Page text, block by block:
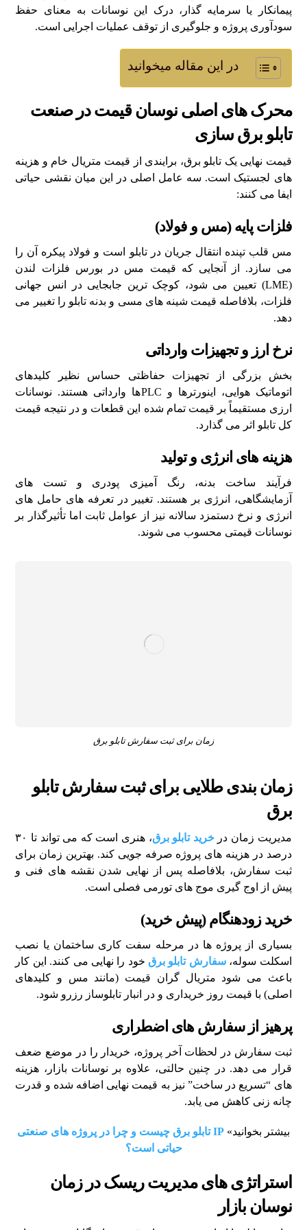
پیمانکار یا سرمایه گذار، درک این نوسانات به معنای حفظ
سودآوری پروژه و جلوگیری از توقف عملیات اجرایی است.
در این مقاله میخوانید
محرک های اصلی نوسان قیمت در صنعت
تابلو برق سازی
قیمت نهایی یک تابلو برق، برایندی از قیمت متریال خام و هزینه
های لجستیک است. سه عامل اصلی در این میان نقشی حیاتی
ایفا می کنند:
فلزات پایه (مس و فولاد)
مس قلب تپنده انتقال جریان در تابلو است و فولاد پیکره آن را
می سازد. از آنجایی که قیمت مس در بورس فلزات لندن
(LME) تعیین می شود، کوچک ترین جابجایی در انس جهانی
فلزات، بلافاصله قیمت شینه های مسی و بدنه تابلو را تغییر می
دهد.
نرخ ارز و تجهیزات وارداتی
بخش بزرگی از تجهیزات حفاظتی حساس نظیر کلیدهای
اتوماتیک هوایی، اینورترها و PLCها وارداتی هستند. نوسانات
ارزی مستقیماً بر قیمت تمام شده این قطعات و در نتیجه قیمت
کل تابلو اثر می گذارد.
هزینه های انرژی و تولید
فرآیند ساخت بدنه، رنگ آمیزی پودری و تست های
آزمایشگاهی، انرژی بر هستند. تغییر در تعرفه های حامل های
انرژی و نرخ دستمزد سالانه نیز از عوامل ثابت اما تأثیرگذار بر
نوسانات قیمتی محسوب می شوند.
زمان برای ثبت سفارش تابلو برق
زمان بندی طلایی برای ثبت سفارش تابلو
برق
مدیریت زمان درخرید تابلو برق
، هنری است که می تواند تا ۳۰
درصد در هزینه های پروژه صرفه جویی کند. بهترین زمان برای
ثبت سفارش، بلافاصله پس از نهایی شدن نقشه های فنی و
پیش از اوج گیری موج های تورمی فصلی است.
خرید زودهنگام (پیش خرید)
بسیاری از پروژه ها در مرحله سفت کاری ساختمان یا نصب
اسکلت سوله،سفارش تابلو برق خود را نهایی می کنند. این کار
باعث می شود متریال گران قیمت (مانند مس و کلیدهای
اصلی) با قیمت روز خریداری و در انبار تابلوساز رزرو شود.
پرهیز از سفارش های اضطراری
ثبت سفارش در لحظات آخر پروژه، خریدار را در موضع ضعف
قرار می دهد. در چنین حالتی، علاوه بر نوسانات بازار، هزینه
های “تسریع در ساخت” نیز به قیمت نهایی اضافه شده و قدرت
چانه زنی کاهش می یابد.
بیشتر بخوانید»
IP تابلو برق چیست و چرا در پروژه های صنعتی
حیاتی است؟
استراتژی های مدیریت ریسک در زمان
نوسان بازار